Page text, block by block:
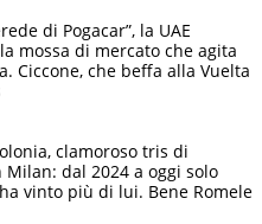
di Pogacar”, la UAE
mossa di mercato che agita
Ciccone, che beffa alla Vuelta
clamoroso tris di
Milan: dal 2024 a oggi solo
vinto più di lui. Bene Romele